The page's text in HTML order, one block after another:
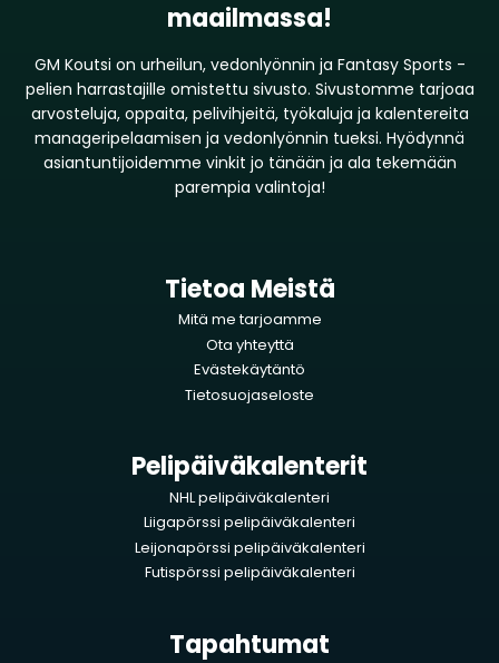
maailmassa!
GM Koutsi on urheilun, vedonlyönnin ja Fantasy Sports -
pelien harrastajille omistettu sivusto. Sivustomme tarjoaa
arvosteluja, oppaita, pelivihjeitä, työkaluja ja kalentereita
manageripelaamisen ja vedonlyönnin tueksi. Hyödynnä
asiantuntijoidemme vinkit jo tänään ja ala tekemään
parempia valintoja!
Tietoa Meistä
Mitä me tarjoamme
Ota yhteyttä
Evästekäytäntö
Tietosuojaseloste
Pelipäiväkalenterit
NHL pelipäiväkalenteri
Liigapörssi pelipäiväkalenteri
Leijonapörssi pelipäiväkalenteri
Futispörssi pelipäiväkalenteri
Tapahtumat